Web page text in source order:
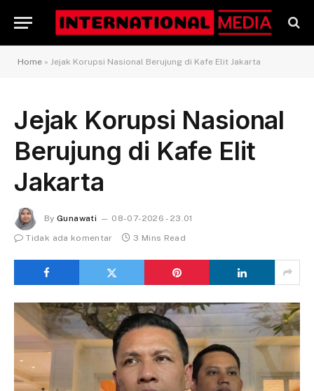
Home » Jejak Korupsi Nasional Berujung di Kafe Elit Jakarta
Jejak Korupsi Nasional
Berujung di Kafe Elit
Jakarta
By Gunawati
08-07-2026 - 23.01
Tidak ada komentar
3 Mins Read